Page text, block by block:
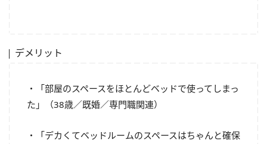
デメリット
・「部屋のスペースをほとんどベッドで使ってしまっ
た」（38歳／既婚／専門職関連）
・「デカくてベッドルームのスペースはちゃんと確保